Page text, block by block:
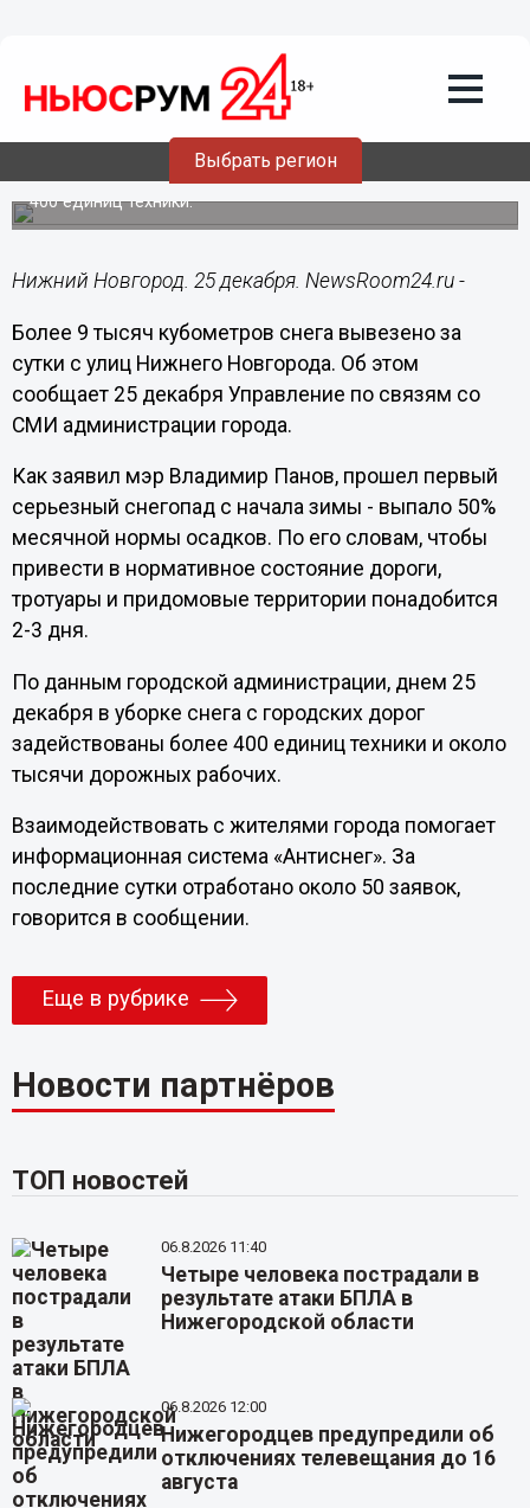
Выбрать регион
Более 9 тысяч кубометров снега
вывезено за сутки с улиц Нижнего
Новгорода
В уборке снега с городских дорог задействованы более
400 единиц техники.
Нижний Новгород. 25 декабря. NewsRoom24.ru -
Более 9 тысяч кубометров снега вывезено за
сутки с улиц Нижнего Новгорода. Об этом
сообщает 25 декабря Управление по связям со
СМИ администрации города.
Как заявил мэр Владимир Панов, прошел первый
серьезный снегопад с начала зимы - выпало 50%
месячной нормы осадков. По его словам, чтобы
привести в нормативное состояние дороги,
тротуары и придомовые территории понадобится
2-3 дня.
По данным городской администрации, днем 25
декабря в уборке снега с городских дорог
задействованы более 400 единиц техники и около
тысячи дорожных рабочих.
Взаимодействовать с жителями города помогает
информационная система «Антиснег». За
последние сутки отработано около 50 заявок,
говорится в сообщении.
Еще в рубрике
Новости партнёров
ТОП новостей
06.8.2026 11:40
Четыре человека пострадали в
результате атаки БПЛА в
Нижегородской области
06.8.2026 12:00
Нижегородцев предупредили об
отключениях телевещания до 16
августа